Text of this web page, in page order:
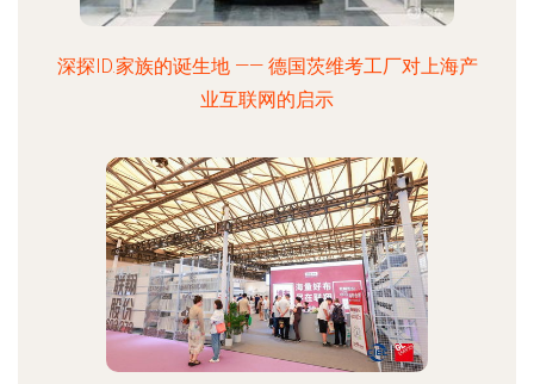
深探ID.家族的诞生地 —— 德国茨维考工厂对上海产
业互联网的启示